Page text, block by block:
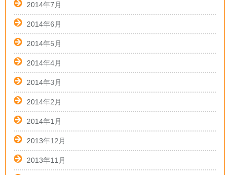
2014年7月
2014年6月
2014年5月
2014年4月
2014年3月
2014年2月
2014年1月
2013年12月
2013年11月